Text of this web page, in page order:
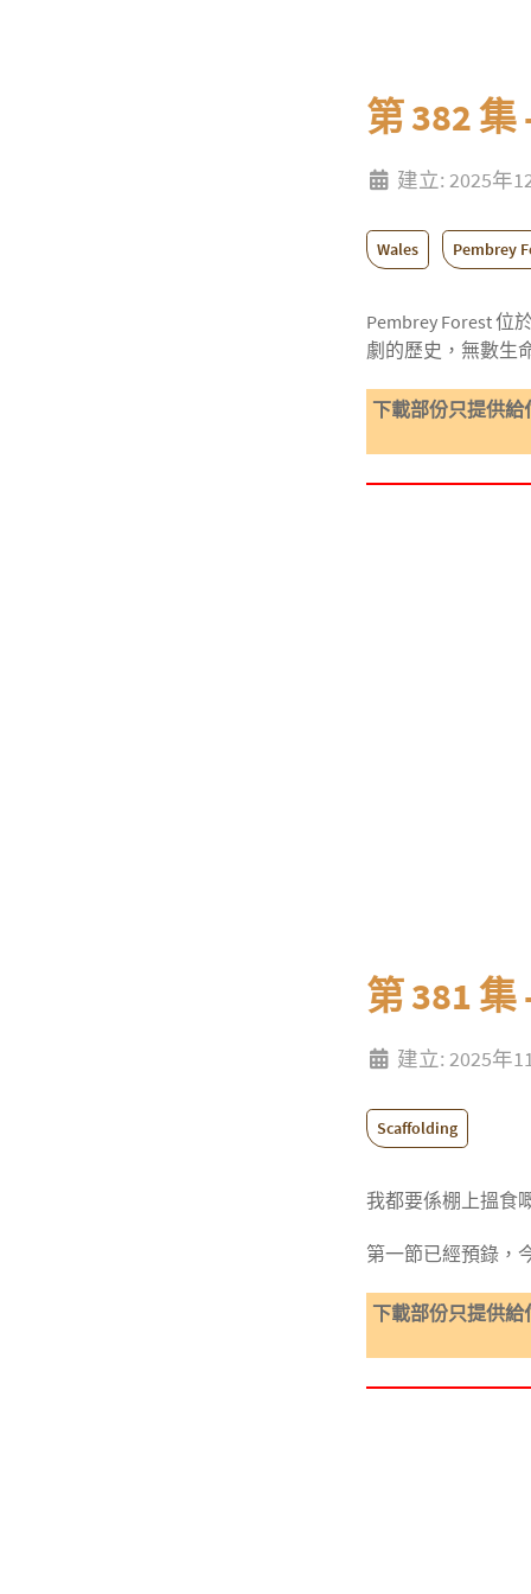
第 382
建立: 2025年
Wales Pembrey
Pembrey Forest
劇的歷史，無數生
下載部份只提供
第 381 集
建立: 2025年
Scaffolding
我都要係棚上搵食
第一節已經預錄，
下載部份只提供